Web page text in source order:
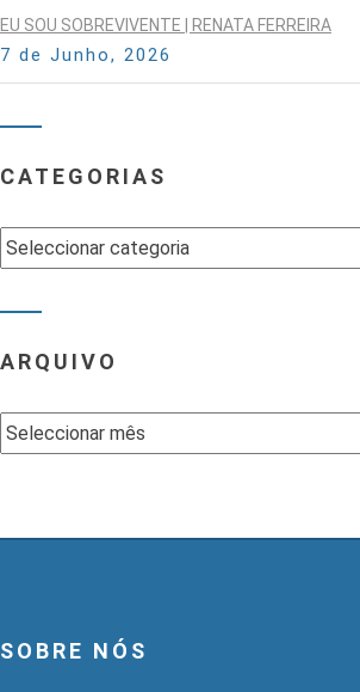
EU SOU SOBREVIVENTE | RENATA FERREIRA
7 de Junho, 2026
CATEGORIAS
Categorias
ARQUIVO
Arquivo
SOBRE NÓS